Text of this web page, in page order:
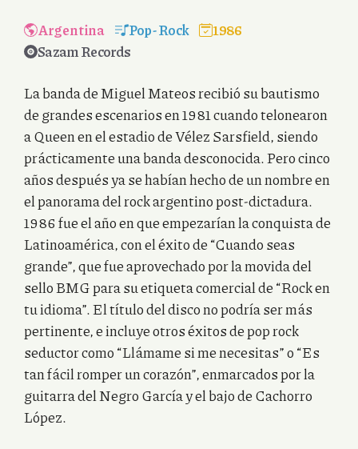
Argentina Pop-Rock
1986
Sazam Records
La banda de Miguel Mateos recibió su bautismo
de grandes escenarios en 1981 cuando telonearon
a Queen en el estadio de Vélez Sarsfield, siendo
prácticamente una banda desconocida. Pero cinco
años después ya se habían hecho de un nombre en
el panorama del rock argentino post-dictadura.
1986 fue el año en que empezarían la conquista de
Latinoamérica, con el éxito de “Cuando seas
grande”, que fue aprovechado por la movida del
sello BMG para su etiqueta comercial de “Rock en
tu idioma”. El título del disco no podría ser más
pertinente, e incluye otros éxitos de pop rock
seductor como “Llámame si me necesitas” o “Es
tan fácil romper un corazón”, enmarcados por la
guitarra del Negro García y el bajo de Cachorro
López.